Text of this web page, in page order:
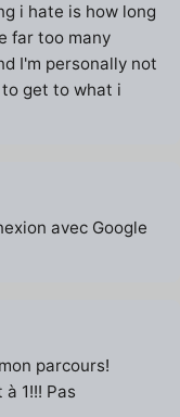
i hate is how long
far too many
I'm personally not
get to what i
avec Google
parcours!
1!!! Pas